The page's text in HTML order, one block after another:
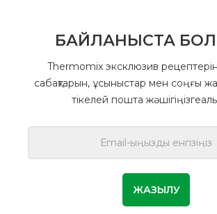
БАЙЛАНЫСТА
Thermomix эксклюзив
сабақтарын, ұсыныстар мен соңғы
тікелей пошта